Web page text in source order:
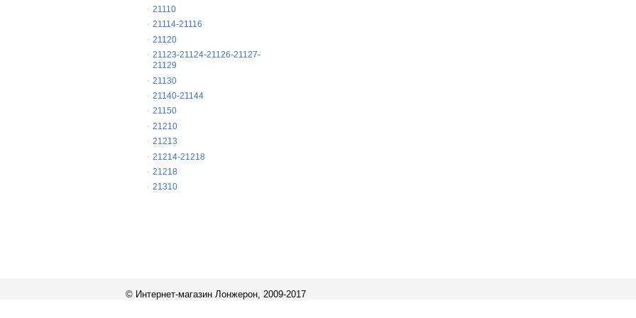
21110
21114-21116
21120
21123-21124-21126-21127-
21129
21130
21140-21144
21150
21210
21213
21214-21218
21218
21310
© Интернет-магазин Лонжерон, 2009-2017